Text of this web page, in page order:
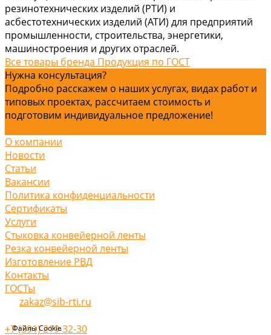
Файлы Cookie
резинотехнических изделий (РТИ) и
асбестотехнических изделий (АТИ) для предприятий
промышленности, строительства, энергетики,
машиностроения и других отраслей.
Все товары бренда Продукция по ГОСТ
Нужна консультация?
Подробно расскажем о наших услугах, видах работ и
типовых проектах, рассчитаем стоимость и
подготовим индивидуальное предложение!
О компании
Новости
Статьи
Вакансии
Политика конфиденциальности
Сертификаты
Услуги
Стыковка конвейерной ленты
Резка конвейерной ленты
Изготовление РВД
Контакты
ГОСТы
zakaz@sib-rti.ru
+7 (391) 219-32-30